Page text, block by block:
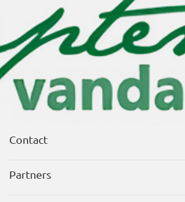
Contact
Partners